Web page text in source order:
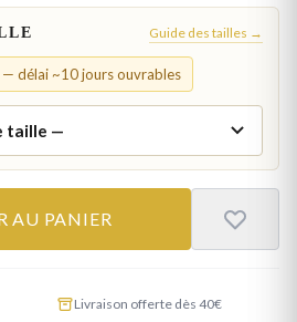
Guide des tailles →
délai ~10 jours ouvrables
AU PANIER
Livraison offerte dès 40€